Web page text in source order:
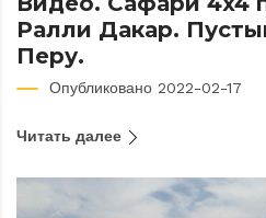
Ралли Дакар.
Перу.
Опубликовано 2022-02-17
Читать далее